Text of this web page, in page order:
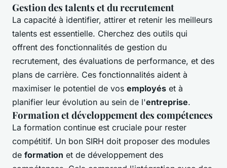
Gestion des talents et du recrutement
La capacité à identifier, attirer et retenir les meilleurs
talents est essentielle. Cherchez des outils qui
offrent des fonctionnalités de gestion du
recrutement, des évaluations de performance, et des
plans de carrière. Ces fonctionnalités aident à
maximiser le potentiel de vos employés et à
planifier leur évolution au sein de l'entreprise.
Formation et développement des compétences
La formation continue est cruciale pour rester
compétitif. Un bon SIRH doit proposer des modules
de formation et de développement des